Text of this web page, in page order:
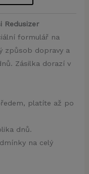
Redusizer
formulář na
způsob dopravy a
Zásilka dorazí v
platíte až po
dnů.
na celý